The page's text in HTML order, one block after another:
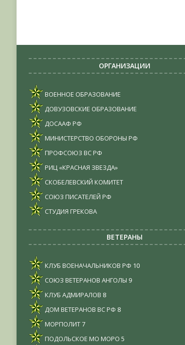
ОРГАНИЗАЦИИ
ВОЕННОЕ ОБРАЗОВАНИЕ
ДОВУЗОВСКИЕ ОБРАЗОВАНИЕ
ДОСААФ РФ
МИНИСТЕРСТВО ОБОРОНЫ РФ
ПРОФСОЮЗ ВС РФ
РИЦ «КРАСНАЯ ЗВЕЗДА»
СКОБЕЛЕВСКИЙ КОМИТЕТ
СОЮЗ ПИСАТЕЛЕЙ РФ
СТУДИЯ ГРЕКОВА
ВЕТЕРАНЫ
КЛУБ ВОЕНАЧАЛЬНИКОВ РФ 10
СОЮЗ ВЕТЕРАНОВ АНГОЛЫ 9
КЛУБ АДМИРАЛОВ 8
ДОМ ВЕТЕРАНОВ ВС РФ 8
МОРПОЛИТ7
ПОДОЛЬСКОЕ МО МОРО 5